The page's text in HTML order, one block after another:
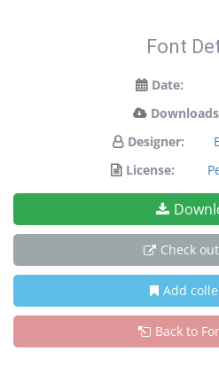
Font
Date:
Designer:
License:
Check
Add
Back to